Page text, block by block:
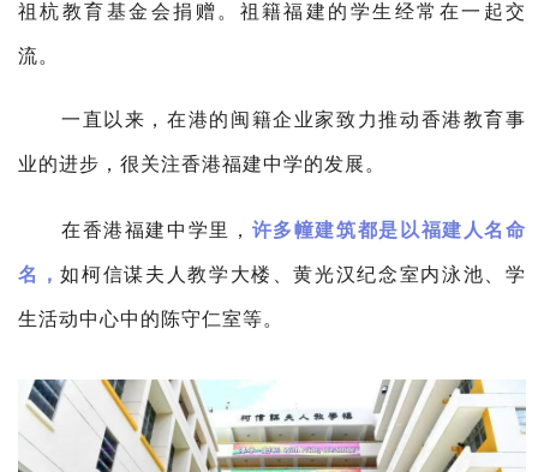
祖杭教育基金会捐赠。 祖籍福建的学生经常在一起交
流。
一直以来，在港的闽籍企业家致力推动香港教育事
业的进步，很关注香港福建中学的发展。
在香港福建中学里， 许多幢建筑都是以福建人名命
名，如柯信谋夫人教学大楼、黄光汉纪念室内泳池、学
生活动中心中的陈守仁室等。